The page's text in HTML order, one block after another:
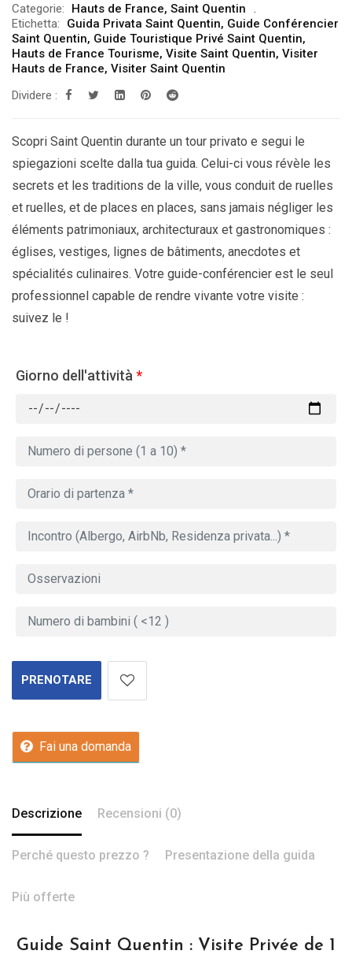
Categorie: Hauts de France, Saint Quentin
Etichetta:
Guida Privata Saint Quentin, Guide Conférencier
Saint Quentin, Guide Touristique Privé Saint Quentin,
Hauts de France Tourisme, Visite Saint Quentin, Visiter
Hauts de France, Visiter Saint Quentin
Dividere :
Scopri Saint Quentin durante un tour privato e segui le
spiegazioni scelte dalla tua guida. Celui-ci vous révèle les
secrets et les traditions de la ville, vous conduit de ruelles
et ruelles, et de places en places, sans jamais négliger les
éléments patrimoniaux, architecturaux et gastronomiques :
églises, vestiges, lignes de bâtiments, anecdotes et
spécialités culinaires. Votre guide-conférencier est le seul
professionnel capable de rendre vivante votre visite :
suivez le !
Giorno dell'attività *
PRENOTARE
Fai una domanda
Descrizione Recensioni (0)
Perché questo prezzo ? Presentazione della guida
Più offerte
Guide Saint Quentin : Visite Privée de 1